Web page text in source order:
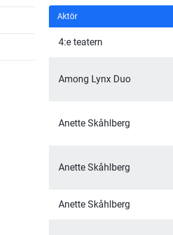
katalog
Aktör
4:e teatern
Among Lynx Duo
Anette Skåhlberg
Anette Skåhlberg
Anette Skåhlberg